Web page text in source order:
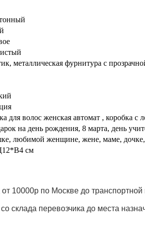
металлическая фурнитура с
для волос женская автомат , коробка с
на день рождения, 8 марта, день
любимой женщине, жене, маме, дочке,
см
от 10000р по Москве до
склада перевозчика до места